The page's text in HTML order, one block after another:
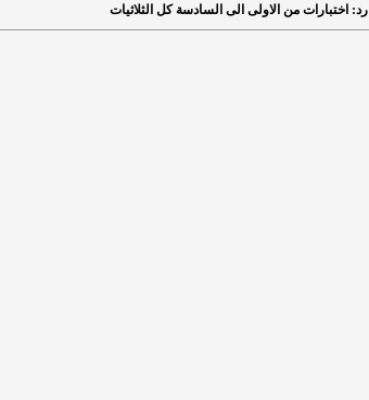
رد: اختبارات من الاولى الى السادسة كل الثلاثيات